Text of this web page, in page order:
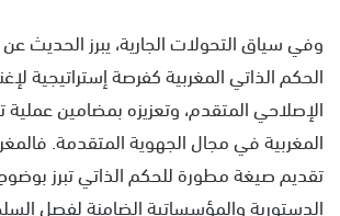
وفي سياق التحولات الجارية، يبرز الحديث
الحكم الذاتي المغربية كفرصة إستراتيجية
الإصلاحي المتقدم، وتعزيزه بمضامين
المغربية في مجال الجهوية المتقدمة.
تقديم صيغة مطورة للحكم الذاتي تبرز
الدستورية والمؤسساتية الضامنة لفصل